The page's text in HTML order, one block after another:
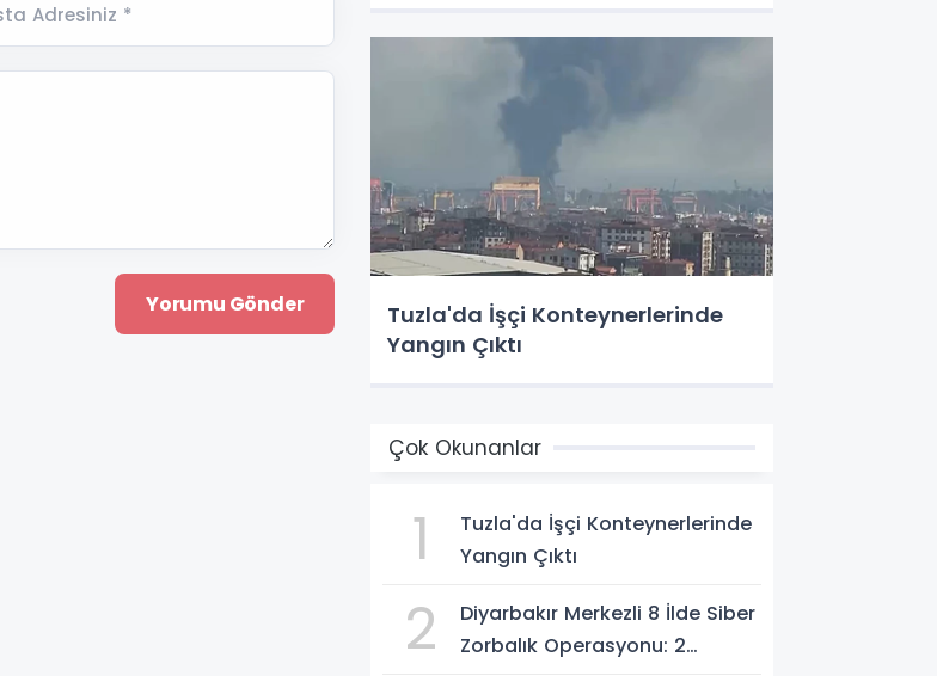
Adresiniz *
Tuzla'da İşçi Konteynerlerinde
Yangın Çıktı
Çok Okunanlar
1
Tuzla'da İşçi Konteynerlerinde
Yangın Çıktı
2
Diyarbakır Merkezli 8 İlde Siber
Zorbalık Operasyonu: 2